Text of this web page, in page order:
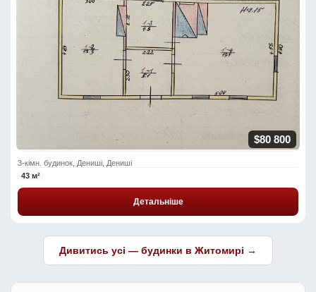
$80 800
3-кімн. будинок, Дениші, Дениші
43 м²
Детальніше
Дивитись усі — будинки в Житомирі →